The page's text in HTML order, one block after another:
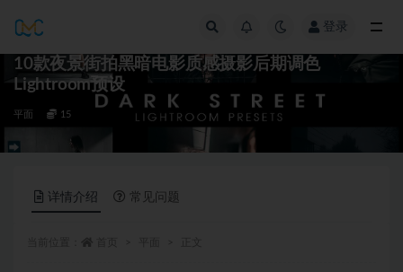
登录
10款夜景街拍黑暗电影质感摄影后期调色
Lightroom预设
平面 15
详情介绍 常见问题